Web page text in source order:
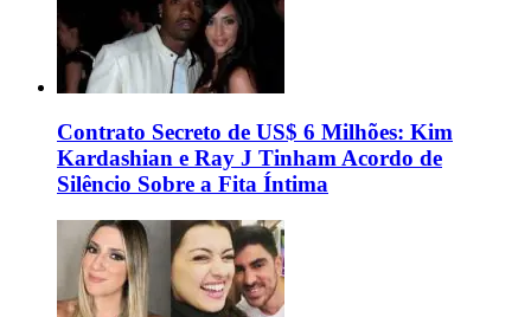
Contrato Secreto de US$ 6 Milhões: Kim
Kardashian e Ray J Tinham Acordo de
Silêncio Sobre a Fita Íntima